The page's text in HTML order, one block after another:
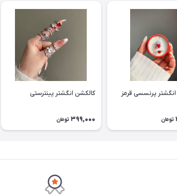
انگشتر پرنسسی قرمز
تومان
کالکشن انگشتر پینترستی
399,000 تومان